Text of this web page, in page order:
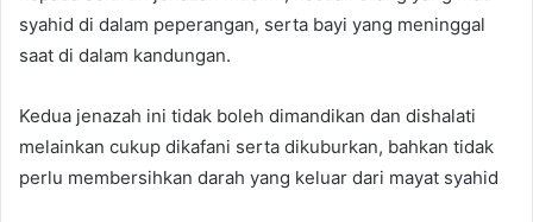
syahid di dalam peperangan, serta bayi yang meninggal
saat di dalam kandungan.
Kedua jenazah ini tidak boleh dimandikan dan dishalati
melainkan cukup dikafani serta dikuburkan, bahkan tidak
perlu membersihkan darah yang keluar dari mayat syahid